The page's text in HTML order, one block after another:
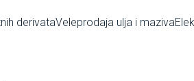
derivataVeleprodaja ulja i maziva